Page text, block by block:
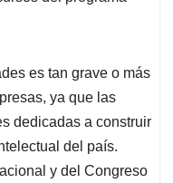
es tan grave o más
ya que las
dedicadas a construir
del país.
y del Congreso